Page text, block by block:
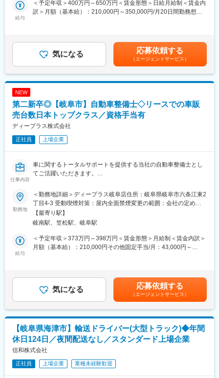
既存のお客様に対してのルート営業を中心にお任せします。営業
スタイルは製品の性能を説明するようなものではなく、リースで
ーズの確認、不具合や困ったことがないか等をお伺いしていきま
国産にこだわり品質には非常に自信を持っています。
「次世代足場」と呼ばれる「耐久性」と「施工性（組立易さ）」
のどちらも兼ね備える商品も開発しており、当社の業績拡大の一
役を担っています。また、主力にしている建設用足場資材は、住
宅リフォーム需要の拡大や規制緩和による中高層建物への利用な
■当社の強み
リース会社が多いこの業界においてメーカーである当社は寡占状
位性を持っており、歴史と信頼性のある支払能力が、原料となる
鉄鋼の安定仕入れを可能にしており、昨今の鉄鋼不足やそれに伴
う価格上昇の局面においてもお客様に適正な価格で提供すること
が可能です
■入社後の流れ
配属後は先輩社員との同行がメインとなります。配属前後で関
■配属部署について
現在10名（30前半～40後半）のメンバーで構成されています。経
い！一人前になるまでOJTでしっかりサポートします。組織には
中途入社社員も多く、食品業界など異業界から入社して活躍して
いる社員もいます
変更の範囲：会社の定める業務
給与
＜予定年収＞400万円～650万円＜賃金形態＞日給月給制＜賃金内
訳＞月額（基本給）：210,000円～350,000円/月20日間勤務想定
手当＞有＜給与補足＞※上記年収には営業手当（30H相当）を含み
ます。・昇給：年1回・賞与：年2回（7月、12月）賃金はあくま
でも目安の金額であり、選考を通じて上下する可能性がありま
す。月給(月額)は固定手当を含めた表記です。
気になる 応募依頼する
（エージェントサービス）
NEW
第二新卒◎【岐阜市】自動車整備士◇リースでの車販
売台数日本トップクラス／資格手当有
ディープラス株式会社
正社員 上場企業
仕事内容
車に関するトータルサポートを提供する当社の自動車整備士とし
てご活躍いただきます。
■業務詳細
車の点検、車検、修理などをお任せします。
整備士として検査業務、メンテナンス業務をするだけでなく、お
客様と直接お話しながら、ご要望や車の状態を細かく伺います。
■当社の特徴
【リース販売台数日本トップクラス】
当社では、リースでの車販売台数が日本トップクラスの実績があ
頑張れば頑張った分だけ半年後の給与にも反映されますので、や
りがいある仕事です
もちろん、ディーラー出身で経験豊富なベテランスタッフもおり
ますので、技術向上にも力を入れています。
整備スタッフが全社でただ一人となる年間MVPに選ばれ、表彰さ
います。
勤務地
＜勤務地詳細＞ディープラス岐阜店住所：岐阜県岐阜市六条江東2
丁目4-3 受動喫煙対策：屋内全面禁煙変更の範囲：会社の定める
事業所
【最寄り駅】
岐南駅、笠松駅、岐阜駅
給与
＜予定年収＞373万円～398万円＜賃金形態＞月給制＜賃金内訳＞
月額（基本給）：210,000円その他固定手当/月：43,000円～
業手当＞有＜給与補足＞※超過した時間外労働の残業手当は追加支
給■昇給：あり■賞与：年4回＜月収例 ※全員未経験スタート＞※
ランクに応じて給与が変動します。【レギュラー入社2年目】年収
375万円+各種手当【ブロンズ/入社3年目】年収461万円+各種手当
【ゴールド/入社4年目】年収882万円+各種手当賃金はあくまでも
目安の金額であり、選考を通じて上下する可能性があります。月
給(月額)は固定手当を含めた表記です。
気になる 応募依頼する
（エージェントサービス）
【岐阜県海津市】輸送ドライバー(大型トラック)◆年間
休日124日／夜間配送なし／スタンダード上場企業
信和株式会社
正社員 上場企業 業種未経験歓迎